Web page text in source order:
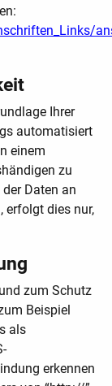
Ihrer
automatisiert
einem
zu
Daten an
erfolgt dies nur,
zum Schutz
Beispiel
als
erkennen